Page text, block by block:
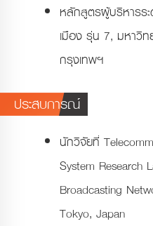
หลักสูตรผู้บริหารร
เมือง รุ่น 7, มหาวิ
กรุงเทพฯ
ประสบการณ์
นักวิจัยที่
System Research
Broadcasting
Tokyo, Japan